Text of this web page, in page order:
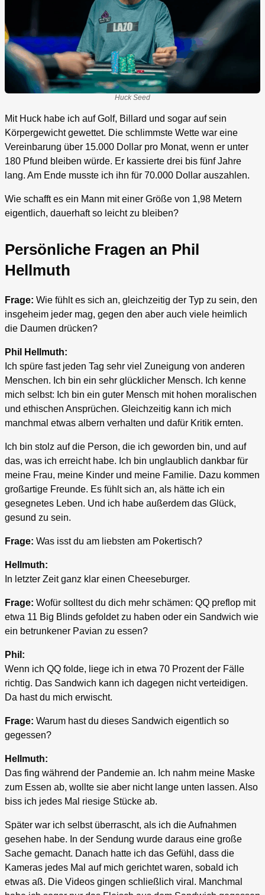
Huck Seed
Mit Huck habe ich auf Golf, Billard und sogar auf sein
Körpergewicht gewettet. Die schlimmste Wette war eine
Vereinbarung über 15.000 Dollar pro Monat, wenn er unter
180 Pfund bleiben würde. Er kassierte drei bis fünf Jahre
lang. Am Ende musste ich ihn für 70.000 Dollar auszahlen.
Wie schafft es ein Mann mit einer Größe von 1,98 Metern
eigentlich, dauerhaft so leicht zu bleiben?
Persönliche Fragen an Phil
Hellmuth
Frage: Wie fühlt es sich an, gleichzeitig der Typ zu sein, den
insgeheim jeder mag, gegen den aber auch viele heimlich
die Daumen drücken?
Phil Hellmuth:
Ich spüre fast jeden Tag sehr viel Zuneigung von anderen
Menschen. Ich bin ein sehr glücklicher Mensch. Ich kenne
mich selbst: Ich bin ein guter Mensch mit hohen moralischen
und ethischen Ansprüchen. Gleichzeitig kann ich mich
manchmal etwas albern verhalten und dafür Kritik ernten.
Ich bin stolz auf die Person, die ich geworden bin, und auf
das, was ich erreicht habe. Ich bin unglaublich dankbar für
meine Frau, meine Kinder und meine Familie. Dazu kommen
großartige Freunde. Es fühlt sich an, als hätte ich ein
gesegnetes Leben. Und ich habe außerdem das Glück,
gesund zu sein.
Frage: Was isst du am liebsten am Pokertisch?
Hellmuth:
In letzter Zeit ganz klar einen Cheeseburger.
Frage: Wofür solltest du dich mehr schämen: QQ preflop mit
etwa 11 Big Blinds gefoldet zu haben oder ein Sandwich wie
ein betrunkener Pavian zu essen?
Phil:
Wenn ich QQ folde, liege ich in etwa 70 Prozent der Fälle
richtig. Das Sandwich kann ich dagegen nicht verteidigen.
Da hast du mich erwischt.
Frage: Warum hast du dieses Sandwich eigentlich so
gegessen?
Hellmuth:
Das fing während der Pandemie an. Ich nahm meine Maske
zum Essen ab, wollte sie aber nicht lange unten lassen. Also
biss ich jedes Mal riesige Stücke ab.
Später war ich selbst überrascht, als ich die Aufnahmen
gesehen habe. In der Sendung wurde daraus eine große
Sache gemacht. Danach hatte ich das Gefühl, dass die
Kameras jedes Mal auf mich gerichtet waren, sobald ich
etwas aß. Die Videos gingen schließlich viral. Manchmal